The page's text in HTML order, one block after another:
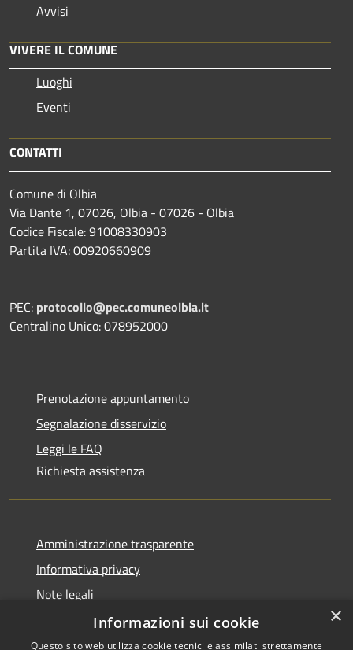
Avvisi
VIVERE IL COMUNE
Luoghi
Eventi
CONTATTI
Comune di Olbia
Via Dante 1, 07026, Olbia - 07026 - Olbia
Codice Fiscale: 91008330903
Partita IVA: 00920660909
PEC: protocollo@pec.comuneolbia.it
Centralino Unico: 078952000
Prenotazione appuntamento
Segnalazione disservizio
Leggi le FAQ
Richiesta assistenza
Amministrazione trasparente
Informativa privacy
Note legali
Dichiarazione di accessibilità
×
Informazioni sui cookie
Questo sito web utilizza cookie tecnici e assimilati strettamente